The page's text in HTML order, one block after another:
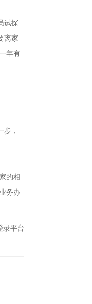
试探
离家
年有
，
的相
务办
录平台